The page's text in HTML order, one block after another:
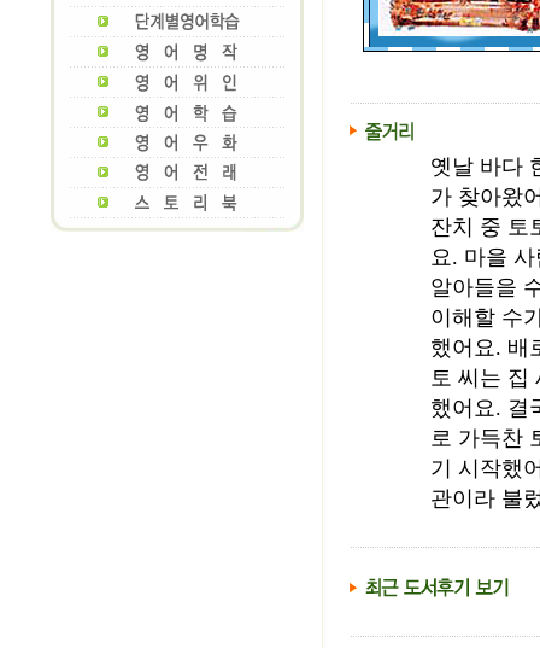
옛날 바다
가 찾아왔
잔치 중 토
요. 마을
알아들을
이해할 수
했어요. 배
토 씨는 집
했어요. 결
로 가득찬
기 시작했
관이라 불